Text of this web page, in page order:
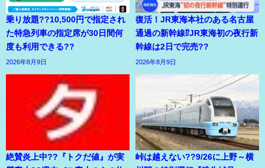
乗り放題??10,500円で指定され
た特急列車の指定席が30日間何
度も利用できる??
2026年8月9日
復活！JR東海本社のある名古屋
通過の新幹線⁉JR東海初の夜行新
幹線は2日で完売??
2026年8月9日
絶賛炎上中??『トクだ値』が実
峠は越えない??9/26に上野～横